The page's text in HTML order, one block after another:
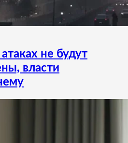
не будут
власти